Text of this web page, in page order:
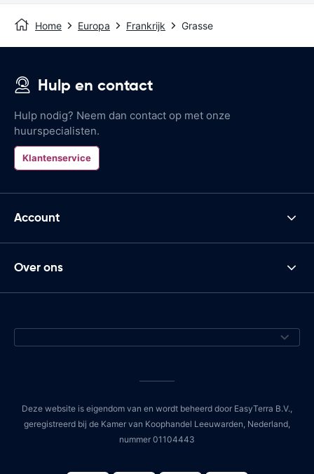
Home Europa Frankrijk Grasse
Hulp en contact
Hulp nodig? Neem dan contact op met onze
huurspecialisten.
Klantenservice
Account
Over ons
Deze website is eigendom van en wordt beheerd door EasyTerra B.V.,
geregistreerd bij de Kamer van Koophandel Leeuwarden, Nederland,
nummer 01104443